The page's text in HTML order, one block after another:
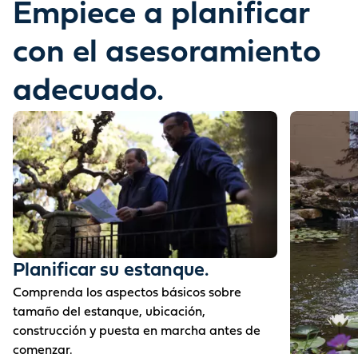
Empiece a planificar
con el asesoramiento
adecuado.
Planificar su estanque.
Comprenda los aspectos básicos sobre
tamaño del estanque, ubicación,
construcción y puesta en marcha antes de
comenzar.